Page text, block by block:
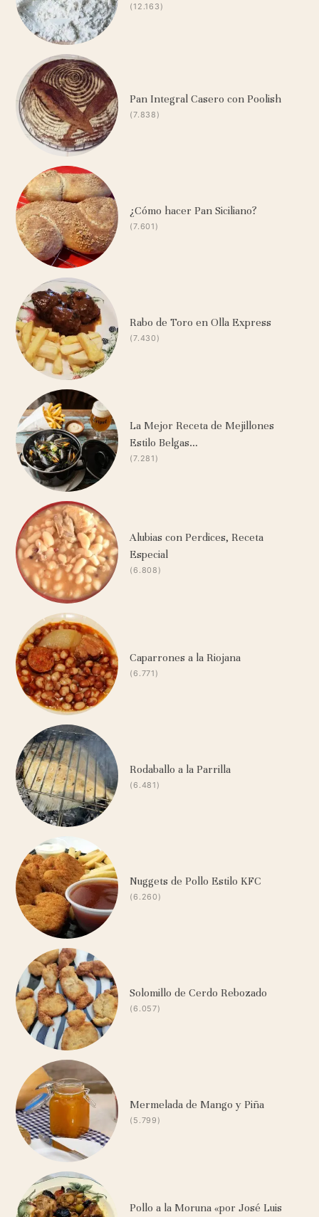
(12.163)
Pan Integral Casero con Poolish
(7.838)
¿Cómo hacer Pan Siciliano?
(7.601)
Rabo de Toro en Olla Express
(7.430)
La Mejor Receta de Mejillones
Estilo Belgas…
(7.281)
Alubias con Perdices, Receta
Especial
(6.808)
Caparrones a la Riojana
(6.771)
Rodaballo a la Parrilla
(6.481)
Nuggets de Pollo Estilo KFC
(6.260)
Solomillo de Cerdo Rebozado
(6.057)
Mermelada de Mango y Piña
(5.799)
Pollo a la Moruna «por José Luis